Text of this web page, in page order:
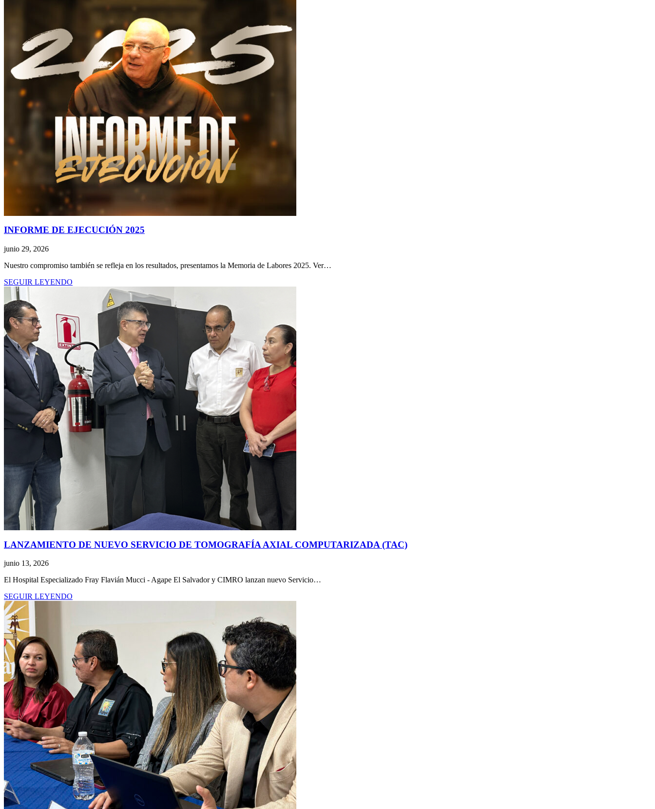
INFORME DE EJECUCIÓN 2025
junio 29, 2026
Nuestro compromiso también se refleja en los resultados, presentamos la Memoria de Labores 2025. Ver…
SEGUIR LEYENDO
LANZAMIENTO DE NUEVO SERVICIO DE TOMOGRAFÍA AXIAL COMPUTARIZADA (TAC)
junio 13, 2026
El Hospital Especializado Fray Flavián Mucci - Agape El Salvador y CIMRO lanzan nuevo Servicio…
SEGUIR LEYENDO